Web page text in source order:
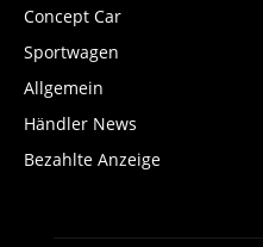
Concept Car
Sportwagen
Allgemein
Händler News
Bezahlte Anzeige